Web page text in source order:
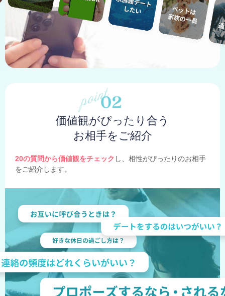
価値観がぴったり合う
お相手をご紹介
20の質問から価値観をチェック し、相性がぴったりのお相手
をご紹介します。